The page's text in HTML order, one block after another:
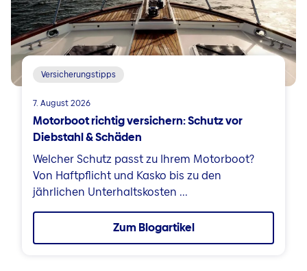
Versicherungstipps
7. August 2026
Motorboot richtig versichern: Schutz vor
Diebstahl & Schäden
Welcher Schutz passt zu Ihrem Motorboot?
Von Haftpflicht und Kasko bis zu den
jährlichen Unterhaltskosten ...
Zum Blogartikel